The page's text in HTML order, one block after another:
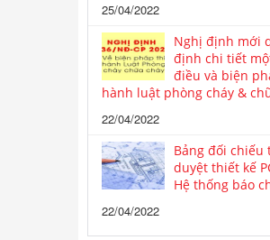
25/04/2022
Nghị định mới
định chi tiết
điều và biện
hành luật phòng cháy &
22/04/2022
Bảng đối chiếu
duyệt thiết kế
Hệ thống báo
22/04/2022